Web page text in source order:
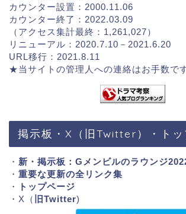
カウンター設置：2000.11.06
カウンター終了：2022.03.09
（アクセス集計最終：1,261,027）
リニューアル：2020.7.10－2021.6.20
URL移行：2021.8.11
★当サイトの管理人への連絡はお手数で
掲示板・X（旧Twitter）・トッ
・ 新・掲示板：Gメンビルのラウンジ
・ 重要な更新の全リンク集
・
トップページ
・X（ 旧Twitter)